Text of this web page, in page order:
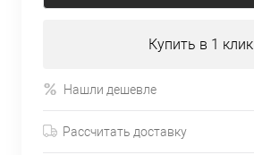
Купить в 1 клик
Нашли дешевле
Рассчитать доставку